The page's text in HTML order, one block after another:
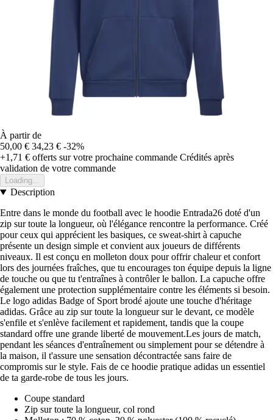
À partir de
50,00 € 34,23 € -32%
+1,71 € offerts sur votre prochaine commande Crédités après
validation de votre commande
Loading...
Description
Entre dans le monde du football avec le hoodie Entrada26 doté d'un
zip sur toute la longueur, où l'élégance rencontre la performance. Créé
pour ceux qui apprécient les basiques, ce sweat-shirt à capuche
présente un design simple et convient aux joueurs de différents
niveaux. Il est conçu en molleton doux pour offrir chaleur et confort
lors des journées fraîches, que tu encourages ton équipe depuis la ligne
de touche ou que tu t'entraînes à contrôler le ballon. La capuche offre
également une protection supplémentaire contre les éléments si besoin.
Le logo adidas Badge of Sport brodé ajoute une touche d'héritage
adidas. Grâce au zip sur toute la longueur sur le devant, ce modèle
s'enfile et s'enlève facilement et rapidement, tandis que la coupe
standard offre une grande liberté de mouvement.Les jours de match,
pendant les séances d'entraînement ou simplement pour se détendre à
la maison, il t'assure une sensation décontractée sans faire de
compromis sur le style. Fais de ce hoodie pratique adidas un essentiel
de ta garde-robe de tous les jours.
Coupe standard
Zip sur toute la longueur, col rond